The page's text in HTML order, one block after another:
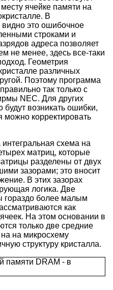
ячейке памяти на
В
это ошибочное
строками и
адреса позволяет
не менее, здесь все-таки
Геометрия
различных
Поэтому программа
так только с
NEC. Для других
возникать ошибки,
можно корректировать
схема на
матриц, которые
разделены от двух
зазорами; это вносит
В этих зазорах
логика. Две
гораздо более малым
как
На этом основании в
только две средние
на микросхему
структуру кристалла.